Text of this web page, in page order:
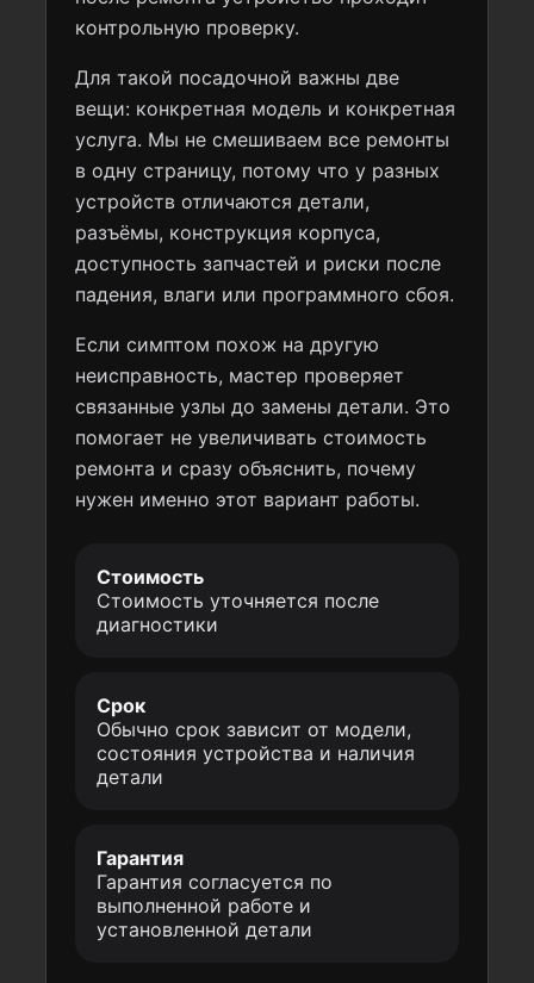
контрольную проверку.
Для такой посадочной важны две
вещи: конкретная модель и конкретная
услуга. Мы не смешиваем все ремонты
в одну страницу, потому что у разных
устройств отличаются детали,
разъёмы, конструкция корпуса,
доступность запчастей и риски после
падения, влаги или программного сбоя.
Если симптом похож на другую
неисправность, мастер проверяет
связанные узлы до замены детали. Это
помогает не увеличивать стоимость
ремонта и сразу объяснить, почему
нужен именно этот вариант работы.
Стоимость
Стоимость уточняется после
диагностики
Срок
Обычно срок зависит от модели,
состояния устройства и наличия
детали
Гарантия
Гарантия согласуется по
выполненной работе и
установленной детали